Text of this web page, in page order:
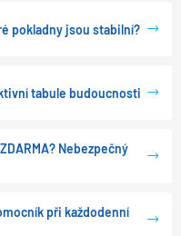
pokladny jsou stabilní?
tabule budoucnosti
Nebezpečný
při každodenní